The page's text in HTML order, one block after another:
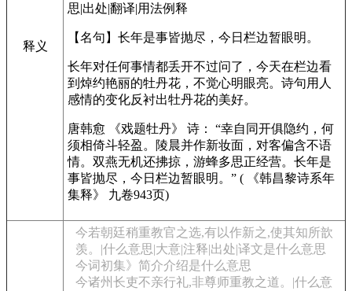
释义
思|出处|翻译|用法例释
【名句】长年是事皆抛尽，今日栏边暂眼明。
长年对任何事情都丢开不过问了，今天在栏边看
到焯约艳丽的牡丹花，不觉心明眼亮。诗句用人
感情的变化反衬出牡丹花的美好。
唐韩愈 《戏题牡丹》 诗： “幸自同开俱隐约，何
须相倚斗轻盈。陵晨并作新妆面，对客偏含不语
情。双燕无机还拂掠，游蜂多思正经营。长年是
事皆抛尽，今日栏边暂眼明。” ( 《韩昌黎诗系年
集释》 九卷943页)
今若朝廷稍重教官之选,有以作新之,使其知所歆
羡。|什么意思|大意|注释|出处|译文是什么意思
今词初集》简介介绍是什么意思
今诸州长吏不亲行礼,非尊师重教之道。|什么意